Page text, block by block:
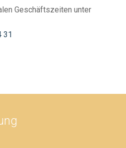
Geschäftszeiten unter
31